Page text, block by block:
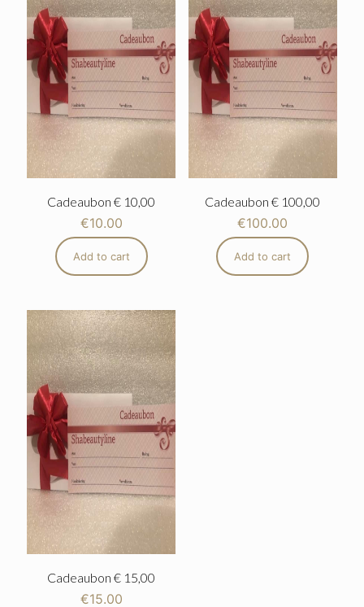
Cadeaubon € 10,00
€10.00
Add to cart
Cadeaubon € 100,00
€100.00
Add to cart
Cadeaubon € 15,00
€15.00